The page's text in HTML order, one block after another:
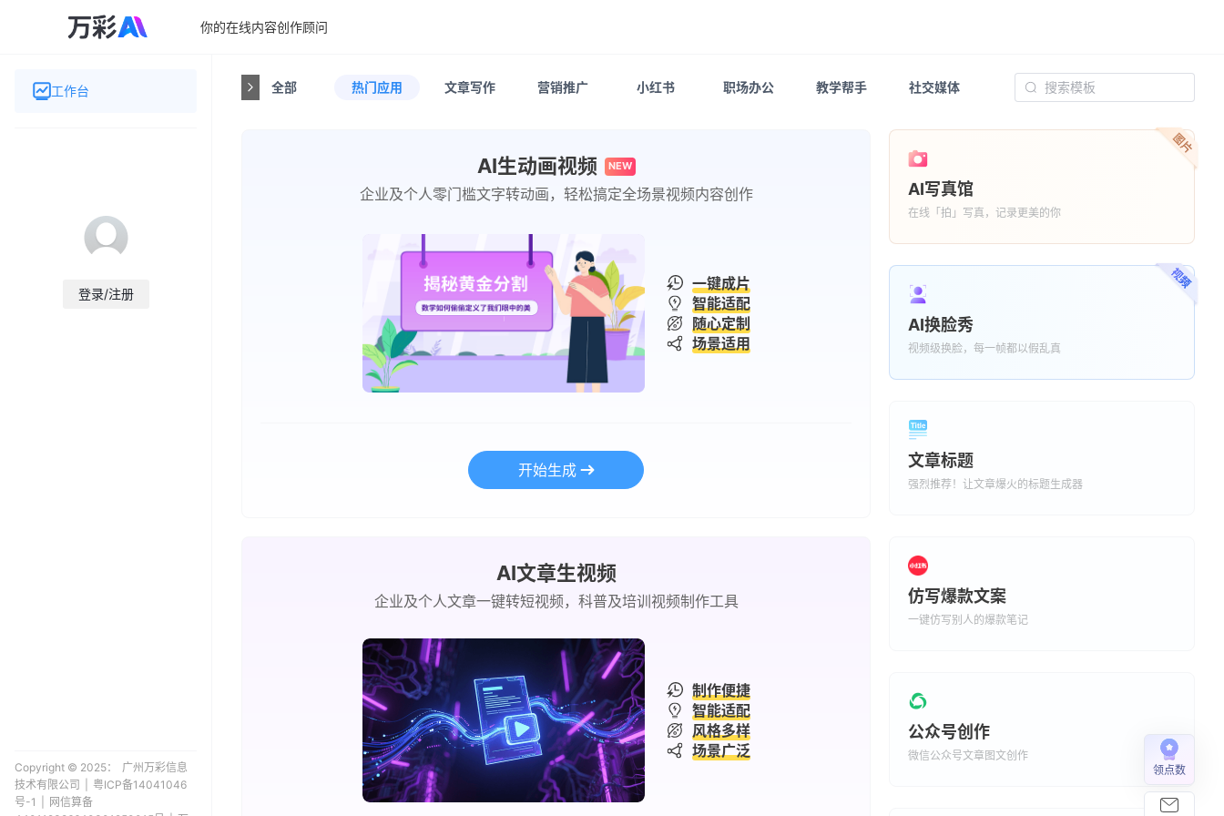
你的在线内容创作顾问
工作台
登录/注册
Copyright © 2025：
广州万彩信息
技术有限公司
粤ICP备14041046
号-1
网信算备
全部 热门应用 文章写作 营销推广 小红书 职场办公 教学帮手 社交媒体 商业文书
AI生动画视频 NEW
企业及个人零门槛文字转动画，轻松搞定全场景视频内容创作
一键成片
智能适配
随心定制
场景适用
开始生成
AI文章生视频
企业及个人文章一键转短视频，科普及培训视频制作工具
制作便捷
智能适配
风格多样
场景广泛
AI写真馆
在线「拍」写真，记录更美的你
AI换脸秀
视频级换脸，每一帧都以假乱真
文章标题
强烈推荐！让文章爆火的标题生成器
仿写爆款文案
一键仿写别人的爆款笔记
公众号创作
微信公众号文章图文创作
领点数